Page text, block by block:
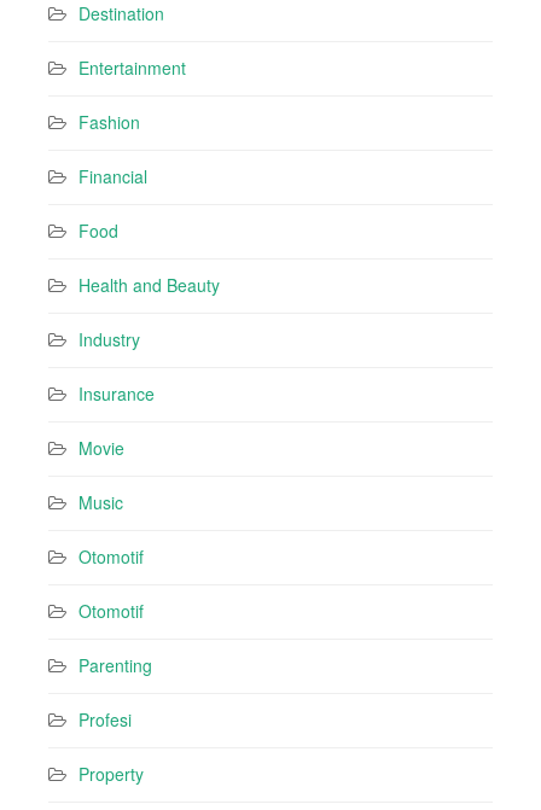
Destination
Entertainment
Fashion
Financial
Food
Health and Beauty
Industry
Insurance
Movie
Music
Otomotif
Otomotif
Parenting
Profesi
Property